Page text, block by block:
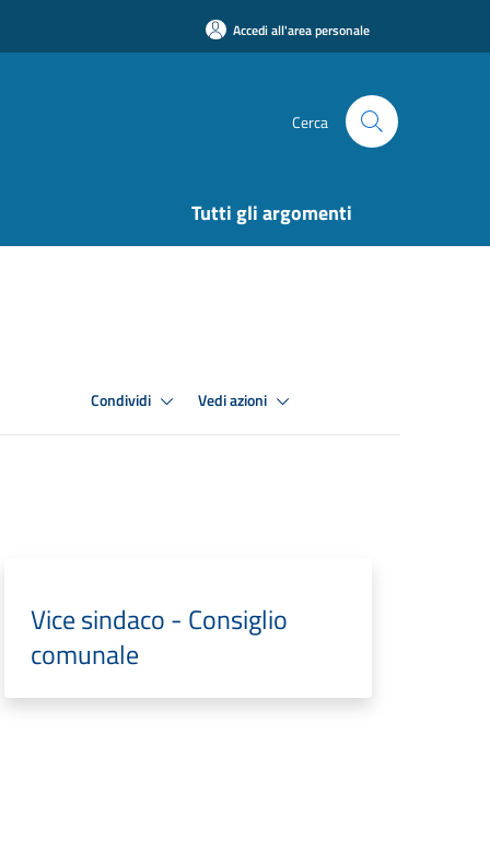
Accedi all'area personale
Cerca
Tutti gli argomenti
Condividi Vedi azioni
Vice sindaco - Consiglio
comunale